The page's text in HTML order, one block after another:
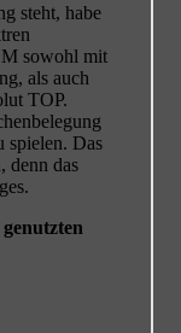
steht, habe
M sowohl mit
als auch
TOP.
spielen. Das
denn das